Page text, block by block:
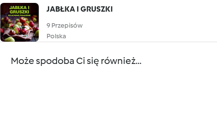
JABŁKA I GRUSZKI
9 Przepisów
Polska
Może spodoba Ci się również...